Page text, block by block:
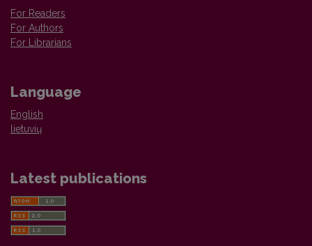
For Readers
For Authors
For Librarians
Language
English
lietuvių
Latest publications